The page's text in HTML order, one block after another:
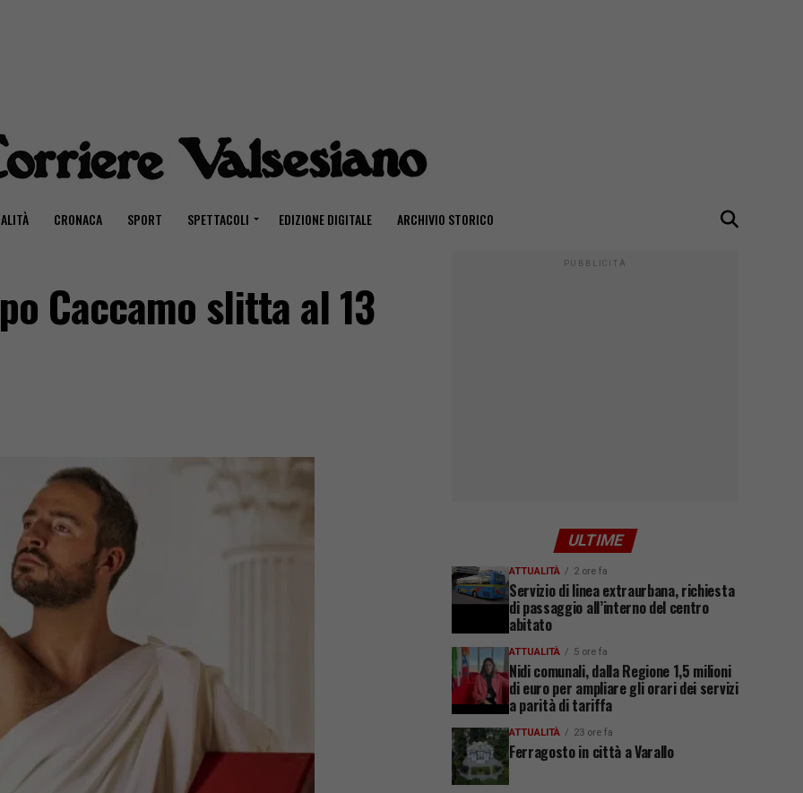
CRONACA SPORT SPETTACOLI EDIZIONE DIGITALE ARCHIVIO STORICO
Caccamo slitta al 13
PUBBLICITÀ
ULTIME
ATTUALITÀ 2 ore fa
Servizio di linea extraurbana, richiesta
di passaggio all’interno del centro
abitato
ATTUALITÀ 5 ore fa
Nidi comunali, dalla Regione 1,5 milioni
di euro per ampliare gli orari dei servizi
a parità di tariffa
ATTUALITÀ 23 ore fa
Ferragosto in città a Varallo